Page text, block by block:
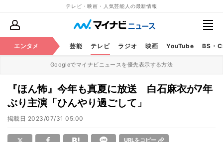
テレビ・映画・人気芸能人の最新情報
エンタメ 芸能 テレビ ラジオ 映画 YouTube BS・
Googleでマイナビニュースを優先表示する方法
『ほん怖』今年も真夏に放送 白石麻衣が7年
ぶり主演「ひんやり過ごして」
掲載日 2023/07/31 05:00
URLをコピー